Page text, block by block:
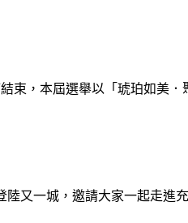
束，本屆選舉以「琥珀如美
又一城，邀請大家一起走